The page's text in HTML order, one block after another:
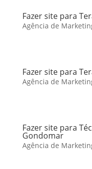
Fazer site para
Agência de
Fazer site para
Agência de
Fazer site para
Gondomar
Agência de